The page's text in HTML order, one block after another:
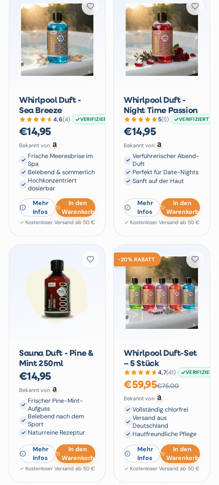
Whirlpool Duft -
Sea Breeze
4,6(4) VERIFIZIERT
€14,95
Bekannt von
Frische Meeresbrise im
Spa
Belebend & sommerlich
Hochkonzentriert
dosierbar
Mehr
Infos
In den
Warenkorb
✓ Kostenloser Versand ab 50 €
Whirlpool Duft -
Night Time Passion
5(5) VERIFIZIERT
€14,95
Bekannt von
Verführerischer Abend-
Duft
Perfekt für Date-Nights
Sanft auf der Haut
Mehr
Infos
In den
Warenkorb
✓ Kostenloser Versand ab 50 €
Sauna Duft - Pine &
Mint 250ml
€14,95
Bekannt von
Frischer Pine-Mint-
Aufguss
Belebend nach dem
Sport
Naturreine Rezeptur
Mehr
Infos
In den
Warenkorb
✓ Kostenloser Versand ab 50 €
-20% RABATT
Whirlpool Duft-Set
– 5 Stück
4,7(41) VERIFIZIERT
€59,95€75,00
Bekannt von
Vollständig chlorfrei
Versand aus
Deutschland
Hautfreundliche Pflege
Mehr
Infos
In den
Warenkorb
✓ Kostenloser Versand ab 50 €